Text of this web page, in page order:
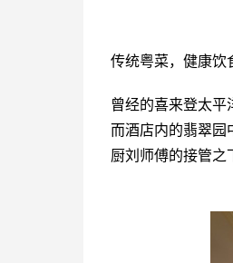
传统粤菜，健康饮
曾经的喜来登太平
而酒店内的翡翠园
厨刘师傅的接管之